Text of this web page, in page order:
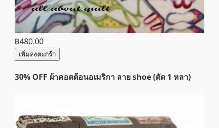
฿480.00
เพิ่มลงตะกร้า
30% OFF ผ้าคอตต้อนอเมริกา ลาย shoe (ตัด 1 หลา)